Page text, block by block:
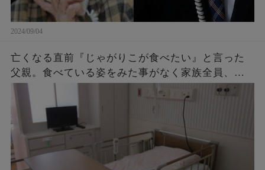
2024/09/04
亡くなる直前『じゃがりこが食べたい』と言った
父親。食べている姿をみた事がなく家族全員、不
思議に思っていたら・・・後に判明したその理由
に涙が止まらない。